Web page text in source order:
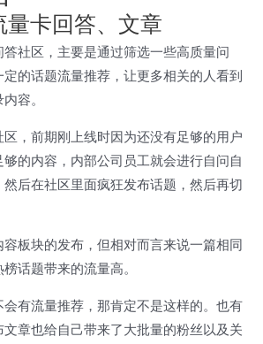
卡回答、文章
社区，主要是通过筛选一些高质量问
的话题流量推荐，让更多相关的人看到
容。
，前期刚上线时因为还没有足够的用户
的内容，内部公司员工就会进行自问自
后在社区里面疯狂发布话题，然后再切
容板块的发布，但相对而言来说一篇相同
话题带来的流量高。
有流量推荐，那肯定不是这样的。也有
章也给自己带来了大批量的粉丝以及关